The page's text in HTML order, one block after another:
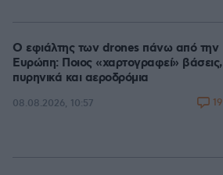
Ο εφιάλτης των drones πάνω από την
Ευρώπη: Ποιος «χαρτογραφεί» βάσεις,
πυρηνικά και αεροδρόμια
08.08.2026, 10:57 19